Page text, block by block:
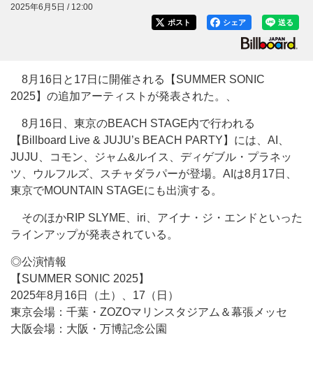
2025年6月5日 / 12:00
送る
シェア
ポスト
8月16日と17日に開催される【SUMMER SONIC
2025】の追加アーティストが発表された。、
8月16日、東京のBEACH STAGE内で行われる
【Billboard Live & JUJU’s BEACH PARTY】には、AI、
JUJU、コモン、ジャム&ルイス、ディゲブル・プラネッ
ツ、ウルフルズ、スチャダラパーが登場。AIは8月17日、
東京でMOUNTAIN STAGEにも出演する。
そのほかRIP SLYME、iri、アイナ・ジ・エンドといった
ラインアップが発表されている。
◎公演情報
【SUMMER SONIC 2025】
2025年8月16日（土）、17（日）
東京会場：千葉・ZOZOマリンスタジアム＆幕張メッセ
大阪会場：大阪・万博記念公園